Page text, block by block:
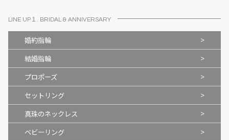
LINE UP１. BRIDAL & ANNIVERSARY
婚約指輪 >
結婚指輪 >
プロポーズ >
セットリング >
真珠のネックレス >
ベビーリング >